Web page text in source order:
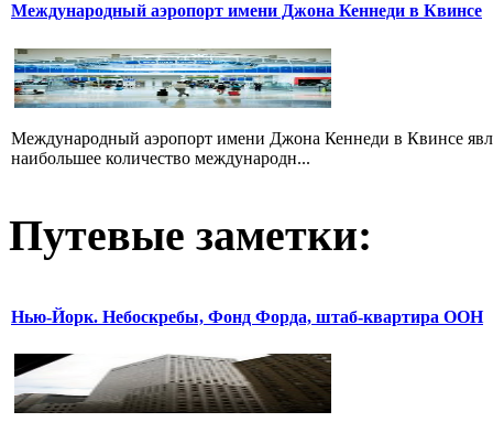
Международный аэропорт имени Джона Кеннеди в Квинсе
Международный аэропорт имени Джона Кеннеди в Квинсе
наибольшее количество международн...
Путевые заметки:
Нью-Йорк. Небоскребы, Фонд Форда, штаб-квартира ООН